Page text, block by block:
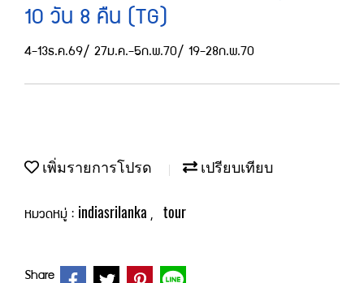
10 วัน 8 คืน (TG)
4-13ธ.ค.69/ 27ม.ค.-5ก.พ.70/ 19-28ก.พ.70
เพิ่มรายการโปรด เปรียบเทียบ
หมวดหมู่ : indiasrilanka , tour
Share